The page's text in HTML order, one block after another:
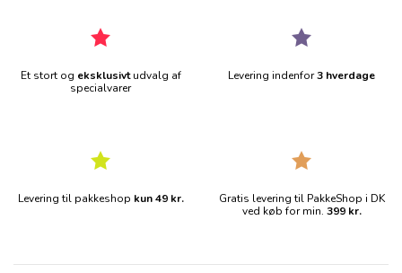
Et stort og eksklusivtudvalg af
specialvarer
Levering indenfor3 hverdage
Levering til pakkeshop kun 49 kr.
Gratis levering til PakkeShop i DK
ved køb for min. 399 kr.